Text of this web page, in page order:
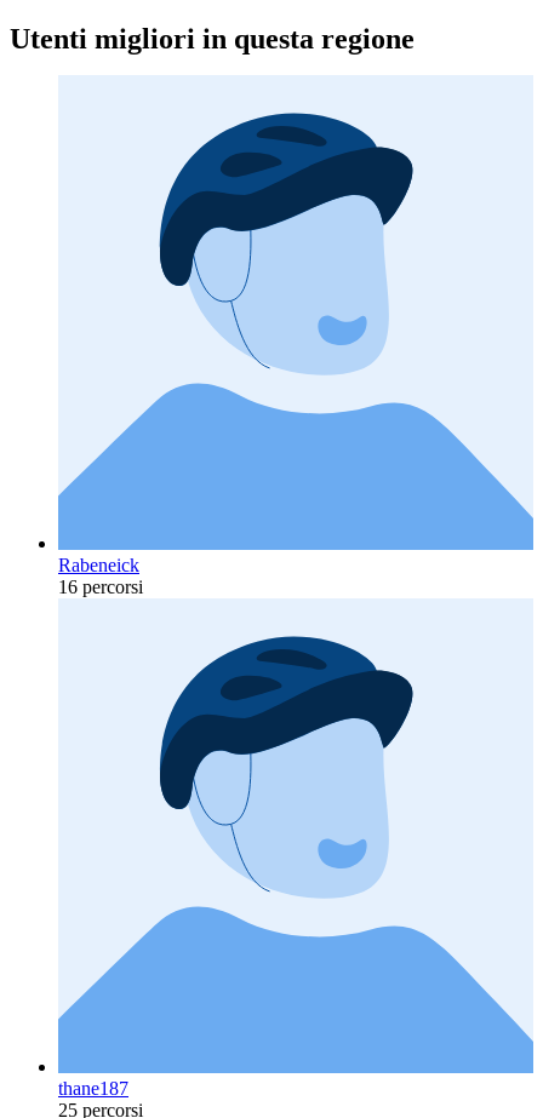
Utenti migliori in questa regione
Rabeneick
16 percorsi
thane187
25 percorsi